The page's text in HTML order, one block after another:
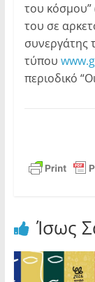
του κόσμου”
του σε
συνεργάτης
τύπου
περιοδικό
Ίσως